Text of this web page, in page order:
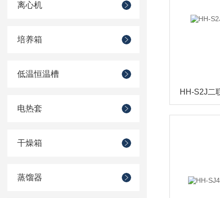
离心机
培养箱
低温恒温槽
电热套
干燥箱
蒸馏器
HH-S2J二